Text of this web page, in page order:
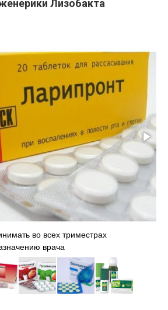
Лизобакта
во всех триместрах
врача